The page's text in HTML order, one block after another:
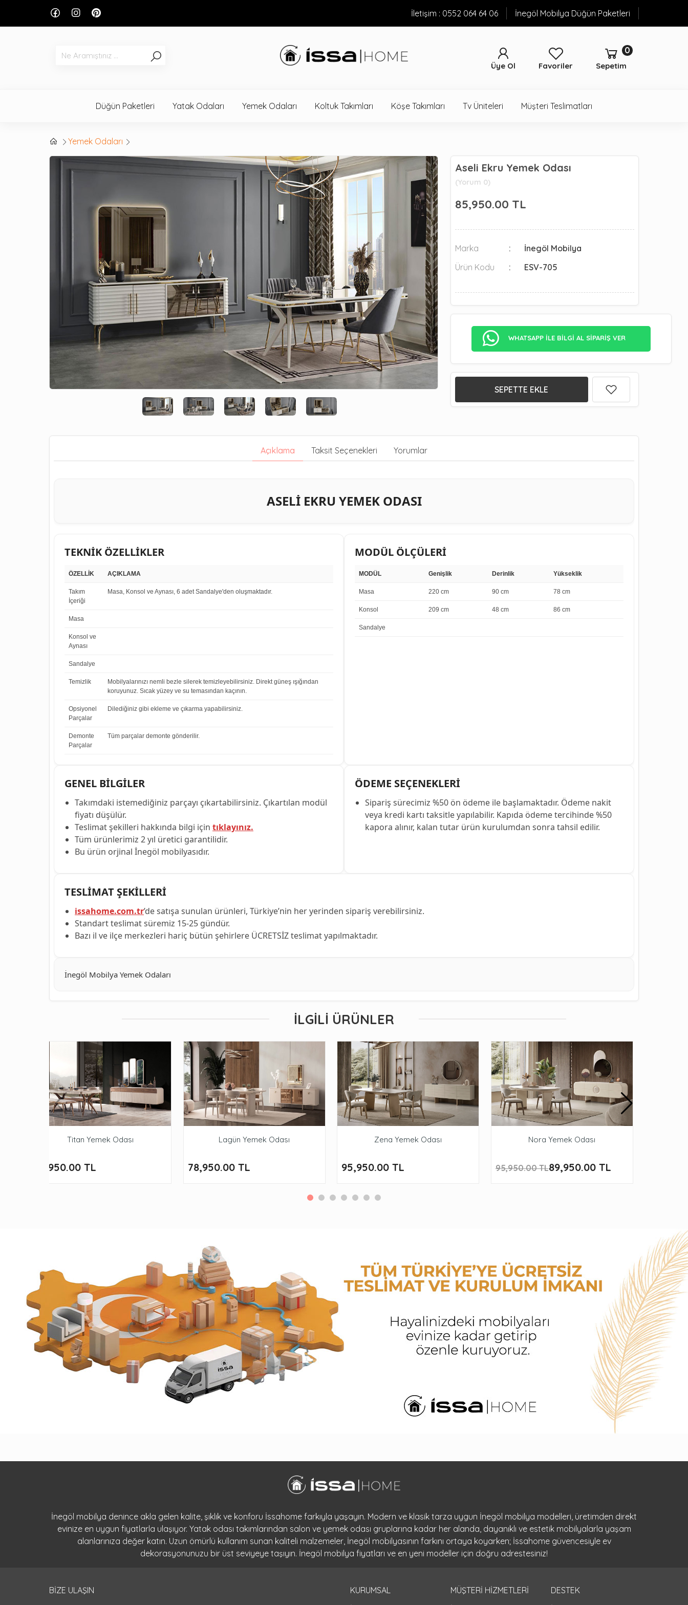
İletişim : 0552 064 64 06 İnegöl Mobilya Düğün Paketleri
Sepetim
0
Favoriler
Üye Ol
Düğün Paketleri Yatak Odaları Yemek Odaları Koltuk Takımları Köşe Takımları Tv Üniteleri Müşteri Teslimatları
Yemek Odaları
Aseli Ekru Yemek Odası
(Yorum 0)
85,950.00 TL
Marka
İnegöl Mobilya
Ürün Kodu
ESV-705
WHATSAPP İLE BİLGİ AL SİPARİŞ VER
SEPETTE EKLE
Açıklama Taksit Seçenekleri Yorumlar
ASELİ EKRU YEMEK ODASI
TEKNİK ÖZELLİKLER
ÖZELLİK AÇIKLAMA
Takım
İçeriği
Masa, Konsol ve Aynası, 6 adet Sandalye'den oluşmaktadır.
Masa
Konsol ve
Aynası
Sandalye
Temizlik
Mobilyalarınızı nemli bezle silerek temizleyebilirsiniz. Direkt güneş ışığından
koruyunuz. Sıcak yüzey ve su temasından kaçının.
Opsiyonel
Parçalar
Dilediğiniz gibi ekleme ve çıkarma yapabilirsiniz.
Demonte
Parçalar
Tüm parçalar demonte gönderilir.
MODÜL ÖLÇÜLERİ
MODÜL Genişlik Derinlik Yükseklik
Masa 220 cm 90 cm 78 cm
Konsol 209 cm 48 cm 86 cm
Sandalye
GENEL BİLGİLER
Takımdaki istemediğiniz parçayı çıkartabilirsiniz. Çıkartılan modül
fiyatı düşülür.
Teslimat şekilleri hakkında bilgi için tıklayınız.
Tüm ürünlerimiz 2 yıl üretici garantilidir.
Bu ürün orjinal İnegöl mobilyasıdır.
ÖDEME SEÇENEKLERİ
Sipariş sürecimiz %50 ön ödeme ile başlamaktadır. Ödeme nakit
veya kredi kartı taksitle yapılabilir. Kapıda ödeme tercihinde %50
kapora alınır, kalan tutar ürün kurulumdan sonra tahsil edilir.
TESLİMAT ŞEKİLLERİ
issahome.com.tr’de satışa sunulan ürünleri, Türkiye’nin her yerinden sipariş verebilirsiniz.
Standart teslimat süremiz 15-25 gündür.
Bazı il ve ilçe merkezleri hariç bütün şehirlere ÜCRETSİZ teslimat yapılmaktadır.
İnegöl Mobilya Yemek Odaları
İLGILI ÜRÜNLER
Titan Yemek Odası
89,950.00 TL
Lagün Yemek Odası
78,950.00 TL
Zena Yemek Odası
95,950.00 TL
Nora Yemek Odası
95,950.00 TL89,950.00 TL
İnegöl mobilya denince akla gelen kalite, şıklık ve konforu İssahome farkıyla yaşayın. Modern ve klasik tarza uygun İnegöl mobilya modelleri, üretimden direkt
evinize en uygun fiyatlarla ulaşıyor. Yatak odası takımlarından salon ve yemek odası gruplarına kadar her alanda, dayanıklı ve estetik mobilyalarla yaşam
alanlarınıza değer katın. Uzun ömürlü kullanım sunan kaliteli malzemeler, İnegöl mobilyasının farkını ortaya koyarken; İssahome güvencesiyle ev
dekorasyonunuzu bir üst seviyeye taşıyın. İnegöl mobilya fiyatları ve en yeni modeller için doğru adrestesiniz!
BİZE ULAŞIN
KURUMSAL
MÜŞTERİ HİZMETLERİ
DESTEK